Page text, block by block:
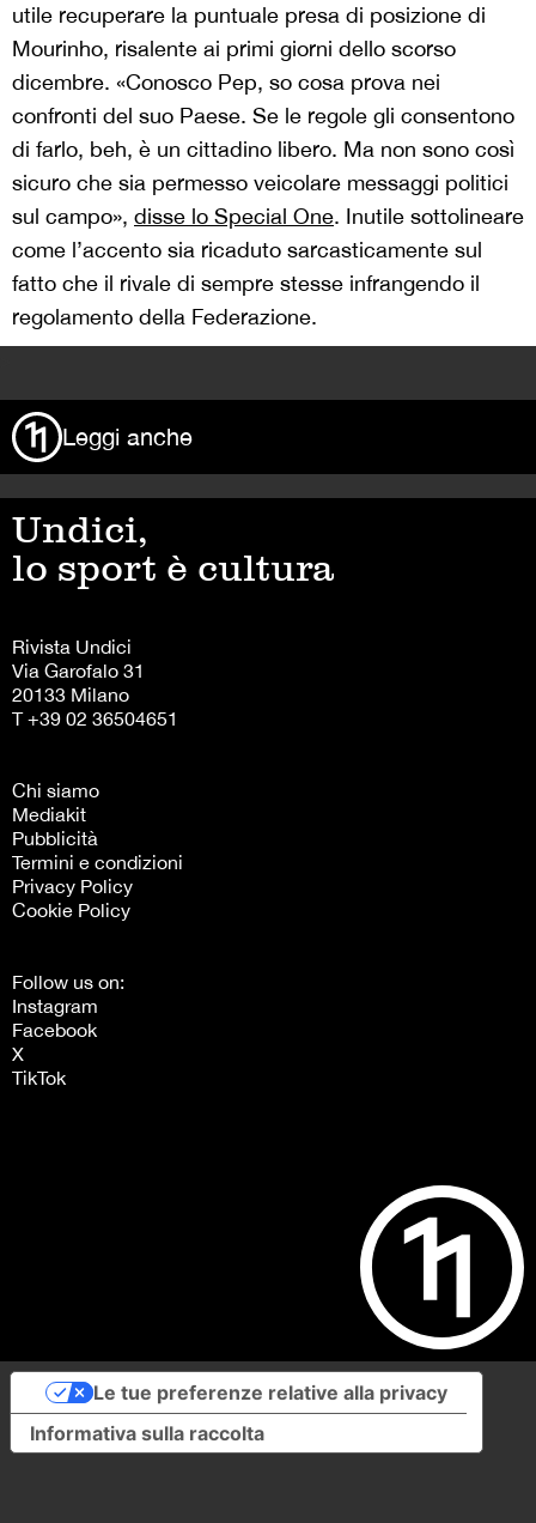
utile recuperare la puntuale presa di posizione di
Mourinho, risalente ai primi giorni dello scorso
dicembre. «Conosco Pep, so cosa prova nei
confronti del suo Paese. Se le regole gli consentono
di farlo, beh, è un cittadino libero. Ma non sono così
sicuro che sia permesso veicolare messaggi politici
sul campo», disse lo Special One. Inutile sottolineare
come l’accento sia ricaduto sarcasticamente sul
fatto che il rivale di sempre stesse infrangendo il
regolamento della Federazione.
Leggi anche
Undici,
lo sport è cultura
Rivista Undici
Via Garofalo 31
20133 Milano
T +39 02 36504651
Chi siamo
Mediakit
Pubblicità
Termini e condizioni
Privacy Policy
Cookie Policy
Follow us on:
Instagram
Facebook
X
TikTok
Informativa sulla raccolta
Le tue preferenze relative alla privacy